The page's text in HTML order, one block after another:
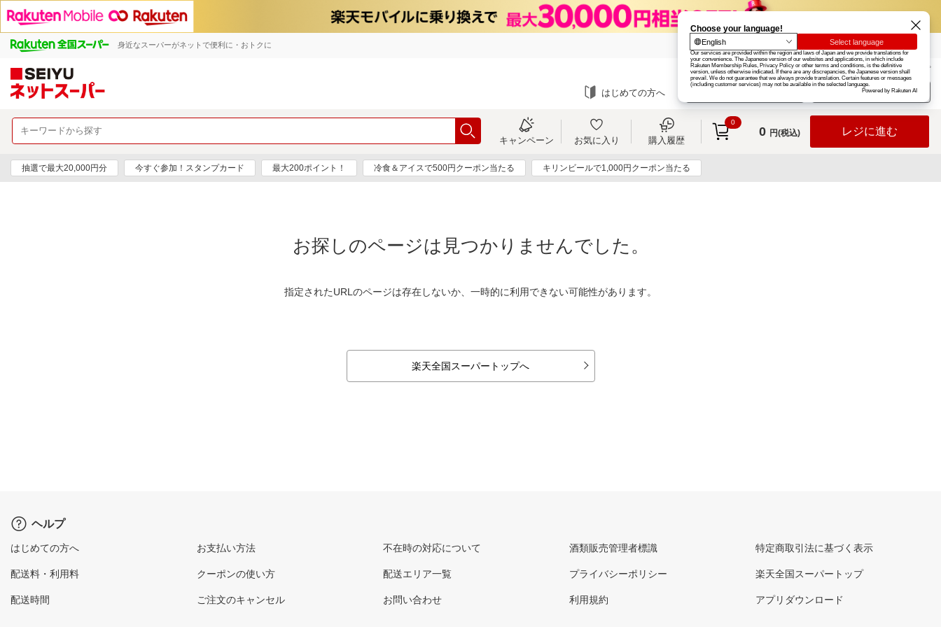
身近なスーパーがネットで便利に・おトクに 楽天グループ カード
お知らせ ヘルプ
はじめての方へ ログイン
キャンペーン お気に入り 購入履歴
0
0 円(税込) レジに進む
抽選で最大20,000円分 今すぐ参加！スタンプカード 最大200ポイント！ 冷食＆アイスで500円クーポン当たる キリンビールで1,000円クーポン当たる
お探しのページは見つかりませんでした。
指定されたURLのページは存在しないか、一時的に利用できない可能性があります。
楽天全国スーパートップへ
ヘルプ
はじめての方へ
配送料・利用料
配送時間
お支払い方法
クーポンの使い方
ご注文のキャンセル
不在時の対応について
配送エリア一覧
お問い合わせ
酒類販売管理者標識
プライバシーポリシー
利用規約
特定商取引法に基づく表示
楽天全国スーパートップ
アプリダウンロード